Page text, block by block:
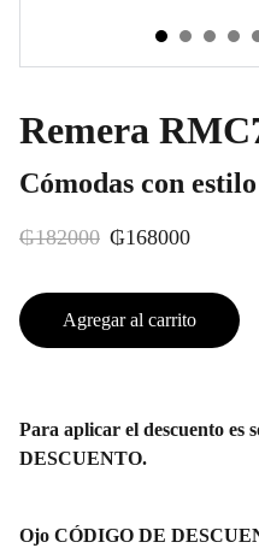
Remera
Cómodas con estilo
₲182000 ₲168000
Agregar al carrito
Para aplicar el descuento es
DESCUENTO.
Ojo CÓDIGO DE